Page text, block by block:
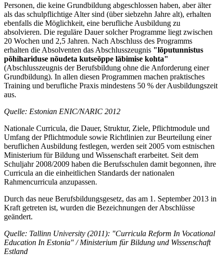
Personen, die keine Grundbildung abgeschlossen haben, aber älter
als das schulpflichtige Alter sind (über siebzehn Jahre alt), erhalten
ebenfalls die Möglichkeit, eine berufliche Ausbildung zu
absolvieren. Die reguläre Dauer solcher Programme liegt zwischen
20 Wochen und 2,5 Jahren. Nach Abschluss des Programms
erhalten die Absolventen das Abschlusszeugnis "lõputunnistus
põhihariduse nõudeta kutseõppe läbimise kohta"
(Abschlusszeugnis der Berufsbildung ohne die Anforderung einer
Grundbildung). In allen diesen Programmen machen praktisches
Training und berufliche Praxis mindestens 50 % der Ausbildungszeit
aus.
Quelle: Estonian ENIC/NARIC 2012
Nationale Curricula, die Dauer, Struktur, Ziele, Pflichtmodule und
Umfang der Pflichtmodule sowie Richtlinien zur Beurteilung einer
beruflichen Ausbildung festlegen, werden seit 2005 vom estnischen
Ministerium für Bildung und Wissenschaft erarbeitet. Seit dem
Schuljahr 2008/2009 haben die Berufsschulen damit begonnen, ihre
Curricula an die einheitlichen Standards der nationalen
Rahmencurricula anzupassen.
Durch das neue Berufsbildungsgesetz, das am 1. September 2013 in
Kraft getreten ist, wurden die Bezeichnungen der Abschlüsse
geändert.
Quelle: Tallinn University (2011): "Curricula Reform In Vocational
Education In Estonia" / Ministerium für Bildung und Wissenschaft
Estland